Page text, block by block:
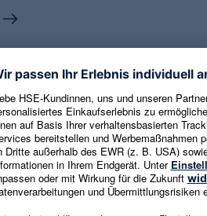
erhalten
abonnieren und aktuelle Trends,
erhalten. Als Dankeschön
Eine Abmeldung ist jederzeit in